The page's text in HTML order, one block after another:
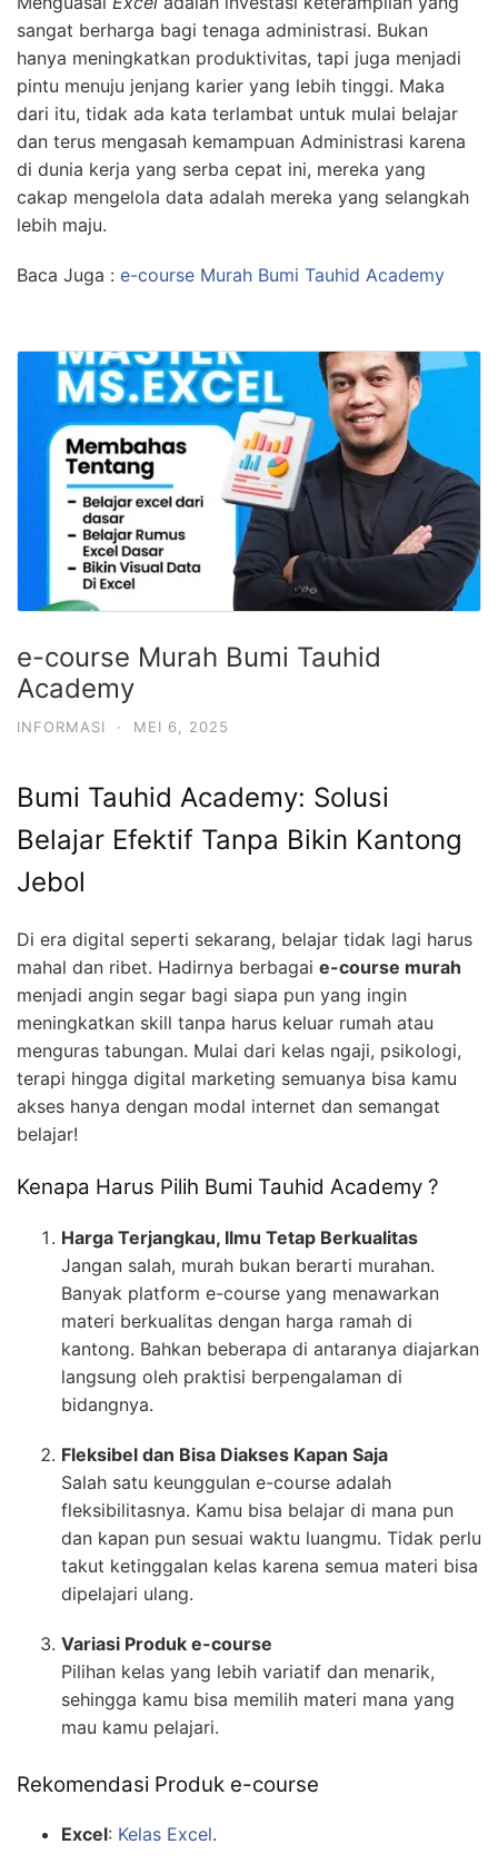
sangat berharga bagi tenaga administrasi. Bukan
hanya meningkatkan produktivitas, tapi juga menjadi
pintu menuju jenjang karier yang lebih tinggi. Maka
dari itu, tidak ada kata terlambat untuk mulai belajar
dan terus mengasah kemampuan Administrasi karena
di dunia kerja yang serba cepat ini, mereka yang
cakap mengelola data adalah mereka yang selangkah
lebih maju.
Baca Juga : e-course Murah Bumi Tauhid Academy
e-course Murah Bumi Tauhid
Academy
INFORMASI · MEI 6, 2025
Bumi Tauhid Academy: Solusi
Belajar Efektif Tanpa Bikin Kantong
Jebol
Di era digital seperti sekarang, belajar tidak lagi harus
mahal dan ribet. Hadirnya berbagai e-course murah
menjadi angin segar bagi siapa pun yang ingin
meningkatkan skill tanpa harus keluar rumah atau
menguras tabungan. Mulai dari kelas ngaji, psikologi,
terapi hingga digital marketing semuanya bisa kamu
akses hanya dengan modal internet dan semangat
belajar!
Kenapa Harus Pilih Bumi Tauhid Academy ?
Harga Terjangkau, Ilmu Tetap Berkualitas
Jangan salah, murah bukan berarti murahan.
Banyak platform e-course yang menawarkan
materi berkualitas dengan harga ramah di
kantong. Bahkan beberapa di antaranya diajarkan
langsung oleh praktisi berpengalaman di
bidangnya.
Fleksibel dan Bisa Diakses Kapan Saja
Salah satu keunggulan e-course adalah
fleksibilitasnya. Kamu bisa belajar di mana pun
dan kapan pun sesuai waktu luangmu. Tidak perlu
takut ketinggalan kelas karena semua materi bisa
dipelajari ulang.
Variasi Produk e-course
Pilihan kelas yang lebih variatif dan menarik,
sehingga kamu bisa memilih materi mana yang
mau kamu pelajari.
Rekomendasi Produk e-course
Excel: Kelas Excel.